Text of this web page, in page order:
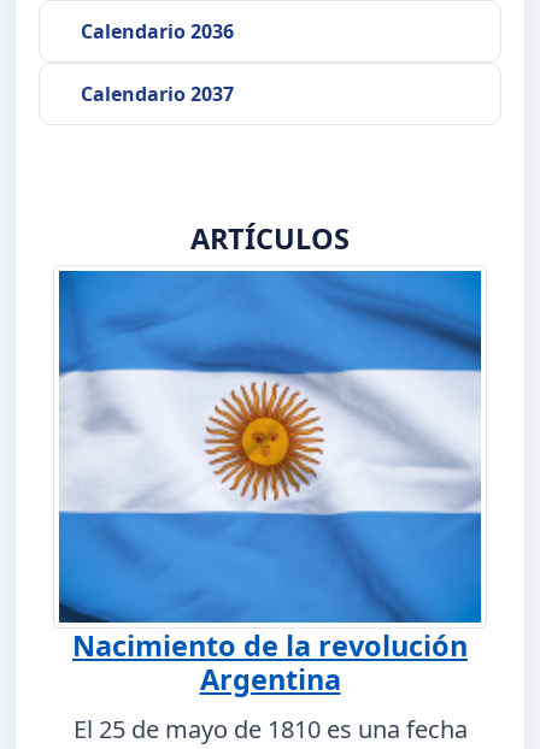
Calendario 2036
Calendario 2037
ARTÍCULOS
Nacimiento de la revolución
Argentina
El 25 de mayo de 1810 es una fecha